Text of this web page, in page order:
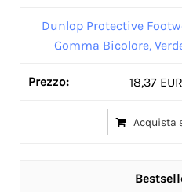
Dunlop Protective
Gomma Bicolore,
18,37 EUR
Acquista